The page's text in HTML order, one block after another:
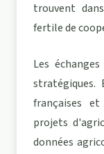
trouvent
fertile de
Les
stratégiques.
françaises
projets
données